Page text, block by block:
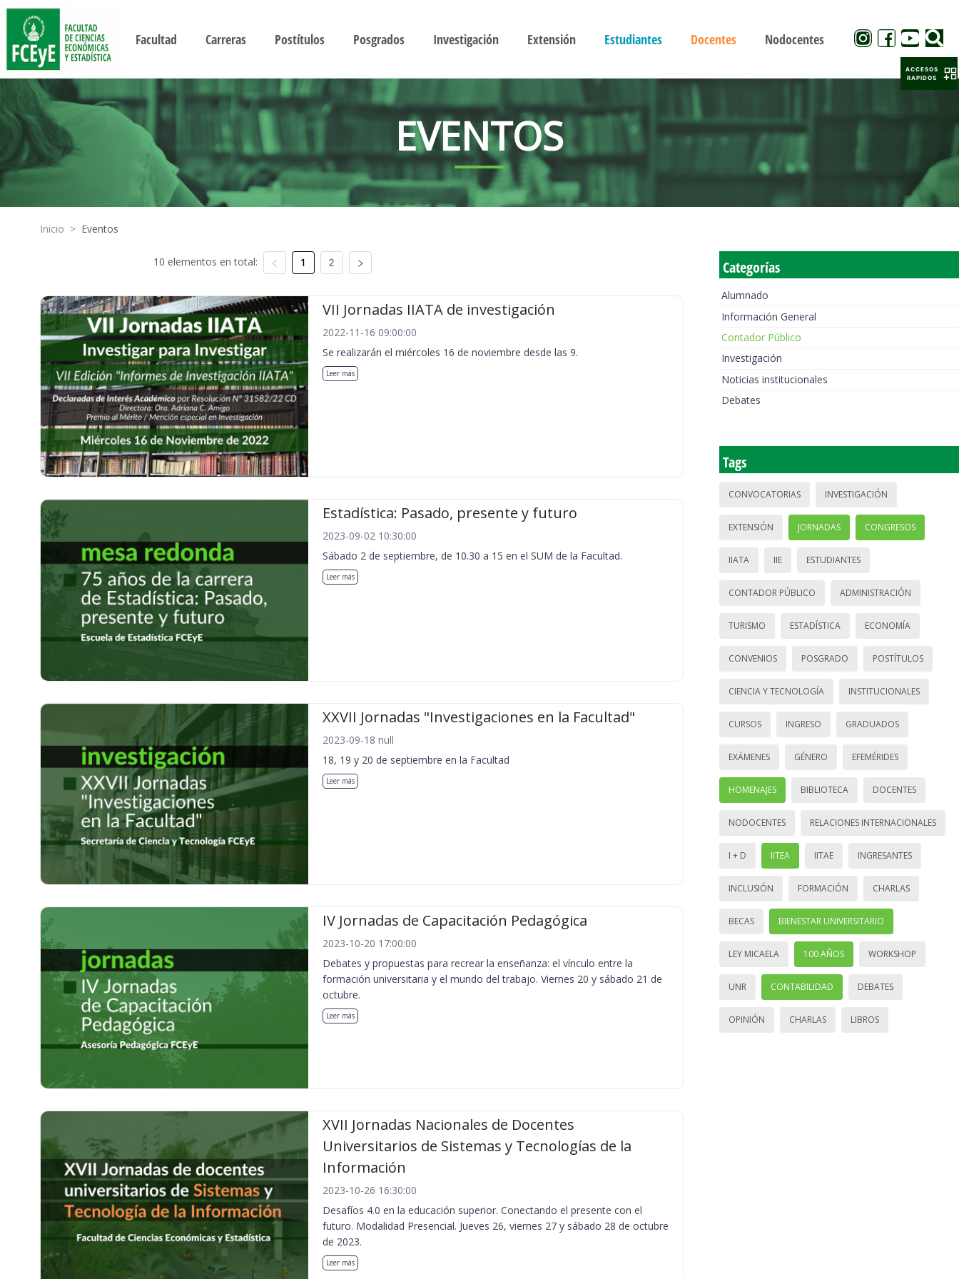
Facultad Carreras Postítulos Posgrados Investigación Extensión Estudiantes Docentes Nodocentes
EVENTOS
Inicio > Eventos
10 elementos en total: 1 2
VII Jornadas IIATA de investigación
2022-11-16 09:00:00
Se realizarán el miércoles 16 de noviembre desde las 9.
Leer más
Estadística: Pasado, presente y futuro
2023-09-02 10:30:00
Sábado 2 de septiembre, de 10.30 a 15 en el SUM de la Facultad.
Leer más
XXVII Jornadas "Investigaciones en la Facultad"
2023-09-18 null
18, 19 y 20 de septiembre en la Facultad
Leer más
IV Jornadas de Capacitación Pedagógica
2023-10-20 17:00:00
Debates y propuestas para recrear la enseñanza: el vínculo entre la
formación universitaria y el mundo del trabajo. Viernes 20 y sábado 21 de
octubre.
Leer más
XVII Jornadas Nacionales de Docentes
Universitarios de Sistemas y Tecnologías de la
Información
2023-10-26 16:30:00
Desafíos 4.0 en la educación superior. Conectando el presente con el
futuro. Modalidad Presencial. Jueves 26, viernes 27 y sábado 28 de octubre
de 2023.
Leer más
Categorías
Alumnado
Información General
Contador Público
Investigación
Noticias institucionales
Debates
Tags
CONVOCATORIAS INVESTIGACIÓN
EXTENSIÓN JORNADAS CONGRESOS
IIATA IIE ESTUDIANTES
CONTADOR PÚBLICO ADMINISTRACIÓN
TURISMO ESTADÍSTICA ECONOMÍA
CONVENIOS POSGRADO POSTÍTULOS
CIENCIA Y TECNOLOGÍA INSTITUCIONALES
CURSOS INGRESO GRADUADOS
EXÁMENES GÉNERO EFEMÉRIDES
HOMENAJES BIBLIOTECA DOCENTES
NODOCENTES RELACIONES INTERNACIONALES
I + D IITEA IITAE INGRESANTES
INCLUSIÓN FORMACIÓN CHARLAS
BECAS BIENESTAR UNIVERSITARIO
LEY MICAELA 100 AÑOS WORKSHOP
UNR CONTABILIDAD DEBATES
OPINIÓN CHARLAS LIBROS
ACCESOS
RAPIDOS